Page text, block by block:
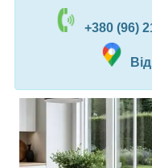
+380 (96)